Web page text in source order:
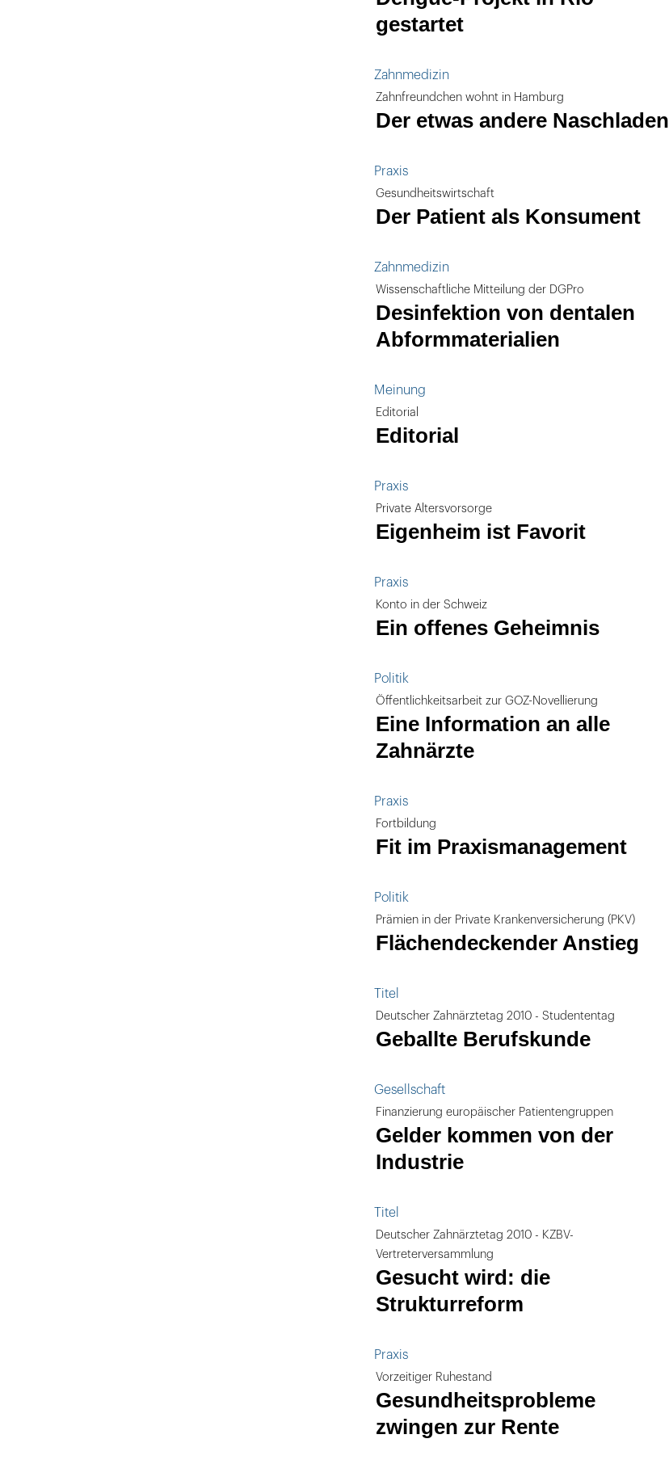
gestartet
Zahnmedizin
Zahnfreundchen wohnt in Hamburg
Der etwas andere Naschladen
Praxis
Gesundheitswirtschaft
Der Patient als Konsument
Zahnmedizin
Wissenschaftliche Mitteilung der DGPro
Desinfektion von dentalen
Abformmaterialien
Meinung
Editorial
Editorial
Praxis
Private Altersvorsorge
Eigenheim ist Favorit
Praxis
Konto in der Schweiz
Ein offenes Geheimnis
Politik
Öffentlichkeitsarbeit zur GOZ-Novellierung
Eine Information an alle
Zahnärzte
Praxis
Fortbildung
Fit im Praxismanagement
Politik
Prämien in der Private Krankenversicherung (PKV)
Flächendeckender Anstieg
Titel
Deutscher Zahnärztetag 2010 - Studententag
Geballte Berufskunde
Gesellschaft
Finanzierung europäischer Patientengruppen
Gelder kommen von der
Industrie
Titel
Deutscher Zahnärztetag 2010 - KZBV-
Vertreterversammlung
Gesucht wird: die
Strukturreform
Praxis
Vorzeitiger Ruhestand
Gesundheitsprobleme
zwingen zur Rente